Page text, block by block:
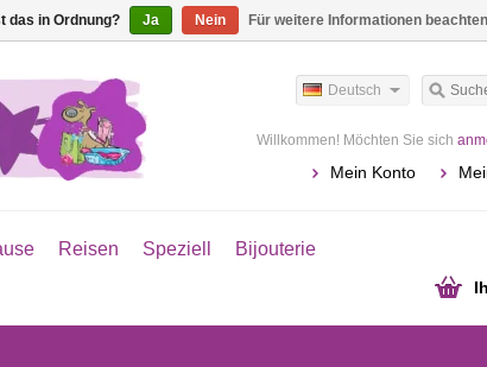
Deutsch
Willkommen! Möchten Sie sich
Mein Konto
Reisen Speziell
Bijouterie
das in Ordnung? Ja Nein Für weitere Informationen